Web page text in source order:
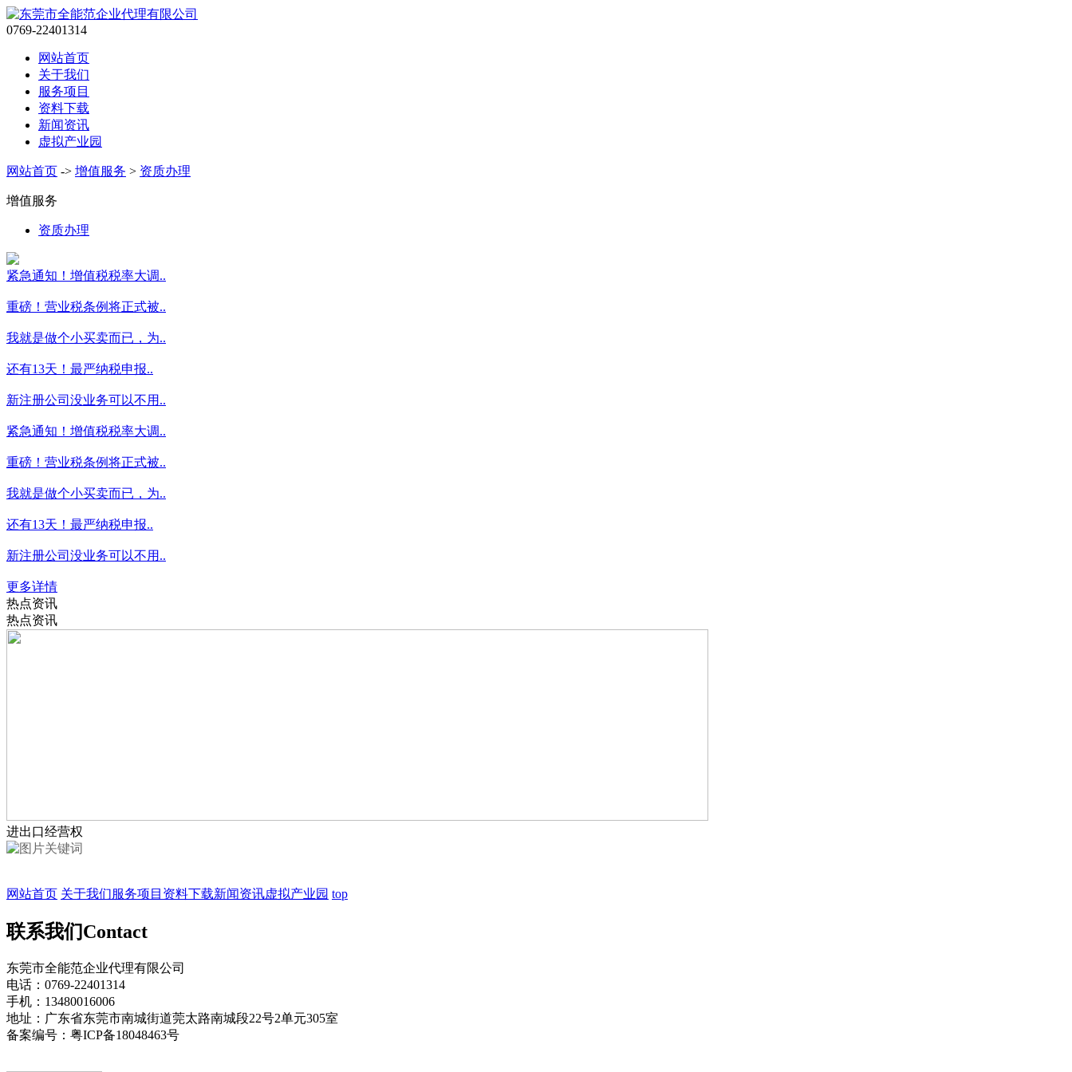
0769-22401314
网站首页
关于我们
服务项目
资料下载
新闻资讯
虚拟产业园
网站首页 -> 增值服务 > 资质办理
增值服务
资质办理
紧急通知！增值税税率大调..
重磅！营业税条例将正式被..
我就是做个小买卖而已，为..
还有13天！最严纳税申报..
新注册公司没业务可以不用..
紧急通知！增值税税率大调..
重磅！营业税条例将正式被..
我就是做个小买卖而已，为..
还有13天！最严纳税申报..
新注册公司没业务可以不用..
更多详情
热点资讯
热点资讯
进出口经营权
网站首页 关于我们服务项目 资料下载新闻资讯虚拟产业园 top
联系我们Contact
东莞市全能范企业代理有限公司
电话：0769-22401314
手机：13480016006
地址：广东省东莞市南城街道莞太路南城段22号2单元305室
备案编号：粤ICP备18048463号